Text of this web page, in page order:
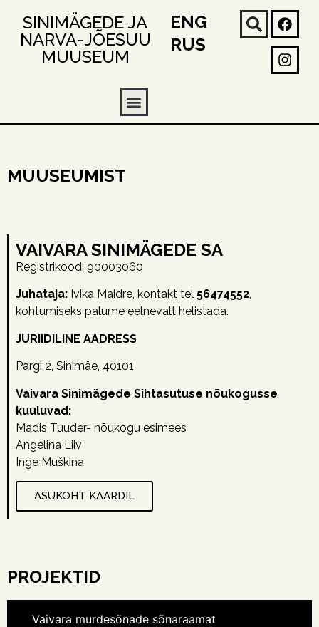
SINIMÄGEDE JA
NARVA-JÕESUU
MUUSEUM
ENG
RUS
MUUSEUMIST
VAIVARA SINIMÄGEDE SA
Registrikood: 90003060
Juhataja: Ivika Maidre, kontakt tel 56474552,
kohtumiseks palume eelnevalt helistada.
JURIIDILINE AADRESS
Pargi 2, Sinimäe, 40101
Vaivara Sinimägede Sihtasutuse nõukogusse
kuuluvad:
Madis Tuuder- nõukogu esimees
Angelina Liiv
Inge Muškina
ASUKOHT KAARDIL
PROJEKTID
Vaivara murdesõnade sõnaraamat